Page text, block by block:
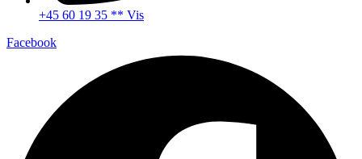
+45 60 19 35 ** Vis
Facebook